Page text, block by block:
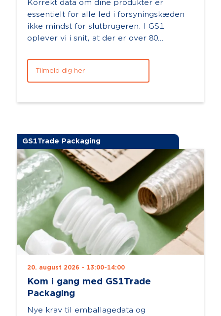
Korrekt data om dine produkter er
essentielt for alle led i forsyningskæden
ikke mindst for slutbrugeren. I GS1
oplever vi i snit, at der er over 80
bl...
Tilmeld dig her
GS1Trade Packaging
20. august 2026 - 13:00-14:00
Kom i gang med GS1Trade
Packaging
Nye krav til emballagedata og